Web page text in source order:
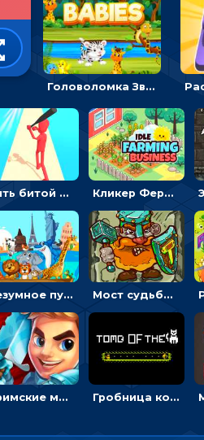
Головоломка Звери-малыши: открывай карточки по очереди, чтобы найти одинаковые
Бить битой по шарику, чтобы сбивать кубики с буквами на пути к финишу - 3D Кликер Фермерский бизнес: расти овощи, чтобы богатеть
Безумное путешествие друзей по миру: собирать пазлы из фото с животными Мост судьбы: прыгать по платформам и бить молотом орков
Бримские мечи: бежать через преграды, бить врагов и собирать монеты Гробница кота: искать выход в лабиринте, собирая золото